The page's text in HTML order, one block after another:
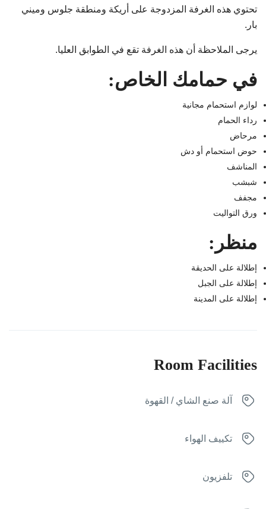
تحتوي هذه الغرفة المزدوجة على أريكة ومنطقة جلوس وميني
بار.
يرجى الملاحظة أن هذه الغرفة تقع في الطوابق العليا.
في حمامك الخاص:
لوازم استحمام مجانية
رداء الحمام
مرحاض
حوض استحمام أو دش
المناشف
شبشب
مجفف
ورق التواليت
منظر:
إطلالة على الحديقة
إطلالة على الجبل
إطلالة على المدينة
Room Facilities
آلة صنع الشاي / القهوة
تكييف الهواء
تلفزيون